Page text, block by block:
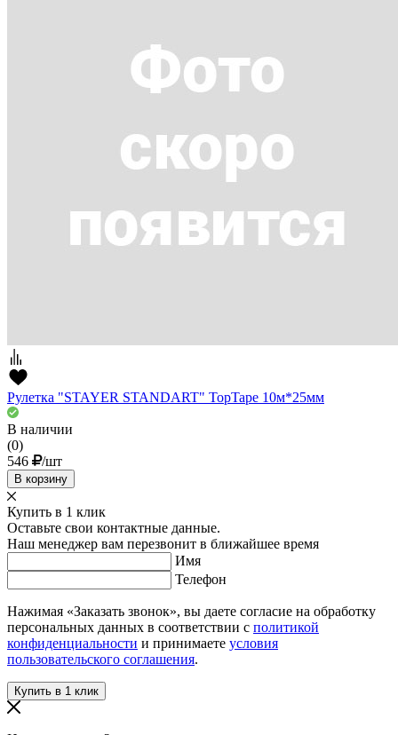
Рулетка "STAYER STANDART" TopTape 10м*25мм
В наличии
(0)
546
/шт
В корзину
Купить в 1 клик
Оставьте свои контактные данные.
Наш менеджер вам перезвонит в ближайшее время
Имя
Телефон
Нажимая «Заказать звонок», вы даете согласие на обработку
персональных данных в соответствии с политикой
конфиденциальности и принимаете условия
пользовательского соглашения.